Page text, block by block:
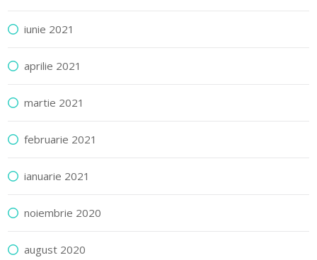
iunie 2021
aprilie 2021
martie 2021
februarie 2021
ianuarie 2021
noiembrie 2020
august 2020